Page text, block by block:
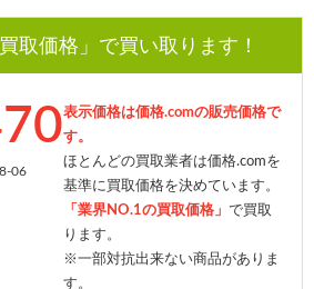
取価格」で買い取ります！
06
表示価格は価格.comの販売価格で
す。
ほとんどの買取業者は価格.comを
基準に買取価格を決めています。
「業界NO.1の買取価格」 で買取
ります。
※一部対抗出来ない商品がありま
す。